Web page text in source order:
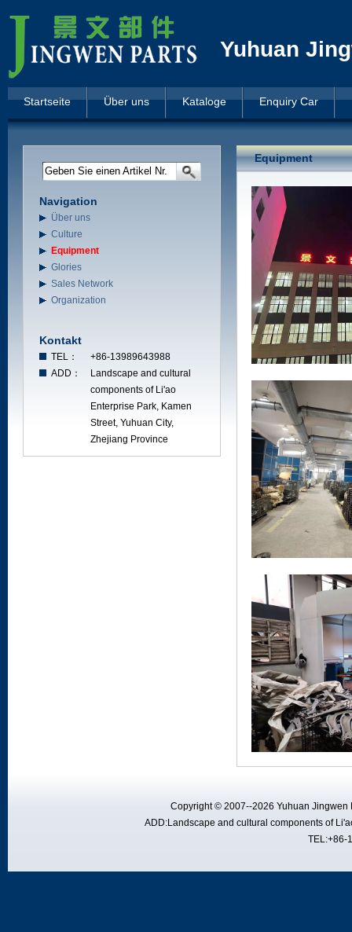
Yuhuan
Startseite Über uns Kataloge Enquiry Car
Equipment
Geben Sie einen Artikel Nr.
Navigation
Über uns
Culture
Equipment
Glories
Sales Network
Organization
Kontakt
TEL：
+86-13989643988
ADD：
Landscape and cultural
components of Li'ao
Enterprise Park, Kamen
Street, Yuhuan City,
Zhejiang Province
Copyright © 2007--2026 Yuhuan
ADD:Landscape and cultural components of
TEL:+86-